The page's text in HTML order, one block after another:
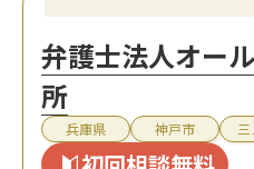
弁護士法人オー
所
兵庫県 神戸市